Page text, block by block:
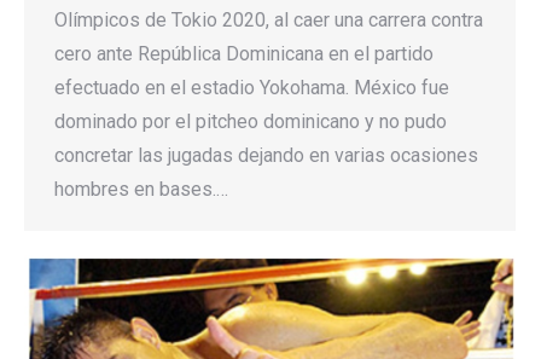
Olímpicos de Tokio 2020, al caer una carrera contra
cero ante República Dominicana en el partido
efectuado en el estadio Yokohama. México fue
dominado por el pitcheo dominicano y no pudo
concretar las jugadas dejando en varias ocasiones
hombres en bases.…